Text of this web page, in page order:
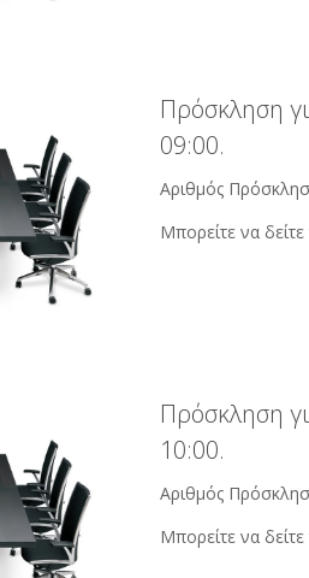
Πρόσκληση
09:00.
Αριθμός
Μπορείτε να
Πρόσκληση
10:00.
Αριθμός
Μπορείτε να